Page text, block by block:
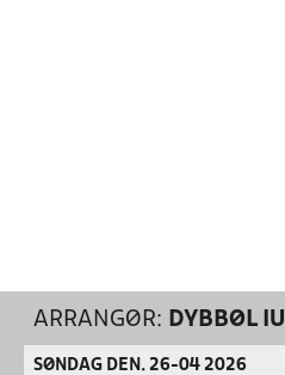
ARRANGØR: DYBBØL IU
SØNDAG DEN. 26-04 2026